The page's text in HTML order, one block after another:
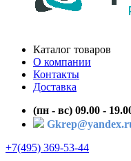
Каталог товаров
О компании
Контакты
Доставка
(пн - вс) 09.00 -
+7(495) 369-53-44